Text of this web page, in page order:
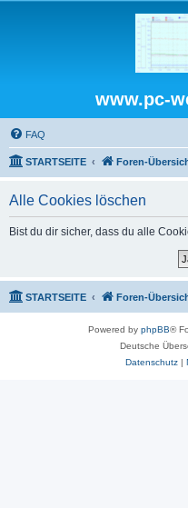
www.pc-
FAQ
STARTSEITE Foren-
Alle Cookies löschen
Bist du dir sicher, dass du alle
STARTSEITE Foren-
Powered by phpBB®
Deutsche
Datenschutz|